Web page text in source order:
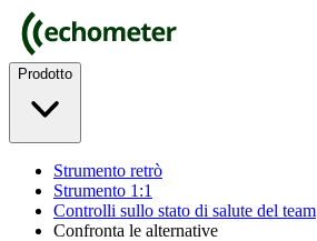
Prodotto
Strumento retrò
Strumento 1:1
Controlli sullo stato di salute del team
Confronta le alternative